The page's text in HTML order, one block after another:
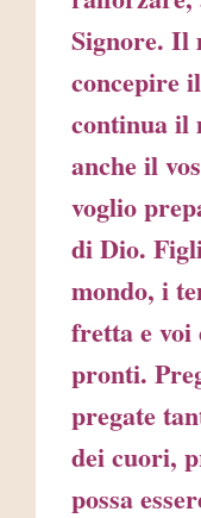
Signore. Il
concepire
continua il
anche il
voglio
di Dio.
mondo, i
fretta e voi
pronti.
pregate
dei cuori,
possa